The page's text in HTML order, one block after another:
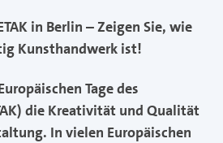
in Berlin – Zeigen Sie, wie
Kunsthandwerk ist!
Tage des
die Kreativität und Qualität
In vielen Europäischen